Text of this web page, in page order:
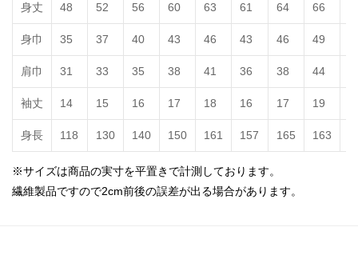
身丈 48 52 56 60 63 61 64 66
身巾 35 37 40 43 46 43 46 49
肩巾 31 33 35 38 41 36 38 44
袖丈 14 15 16 17 18 16 17 19
身長 118 130 140 150 161 157 165 163
※サイズは商品の実寸を平置きで計測しております。
繊維製品ですので2cm前後の誤差が出る場合があります。